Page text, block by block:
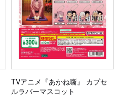
TVアニメ『あかね噺』 カプセ
ルラバーマスコット